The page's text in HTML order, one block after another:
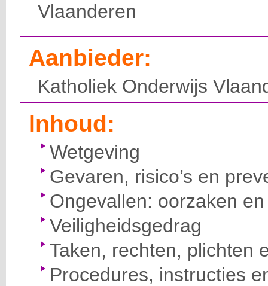
Vlaanderen
Aanbieder:
Katholiek Onderwijs
Inhoud:
Wetgeving
Gevaren, risico’s en
Ongevallen: oorzaken
Veiligheidsgedrag
Taken, rechten, plichten
Procedures, instructies